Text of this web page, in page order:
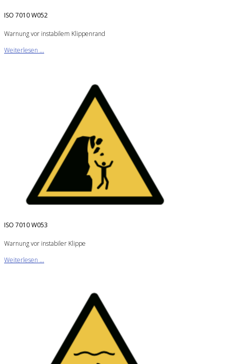
ISO 7010 W052
Warnung vor instabilem Klippenrand
Weiterlesen ...
ISO 7010 W053
Warnung vor instabiler Klippe
Weiterlesen ...